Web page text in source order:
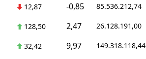
12,87 -0,85 85.536.212,74
128,50 2,47 26.128.191,00
32,42 9,97 149.318.118,44